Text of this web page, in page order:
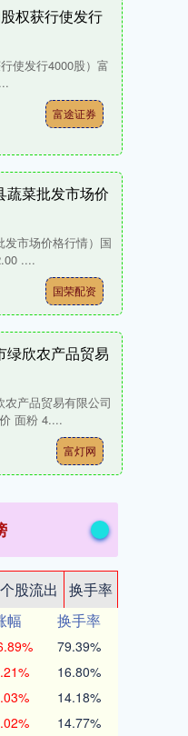
权获行使发行
使发行4000股）富
富途证券
蔬菜批发市场价
发市场价格行情）国
....
国荣配资
绿欣农产品贸易
农产品贸易有限公司
面粉 4....
富灯网
个股流出
换手率
幅
换手率
79.39%
16.80%
14.18%
14.77%